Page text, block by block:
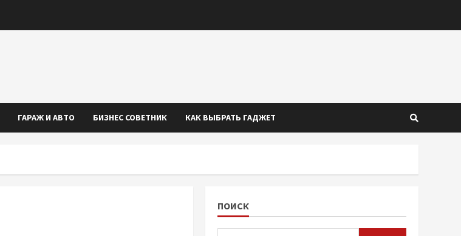
ГАРАЖ И АВТО БИЗНЕС СОВЕТНИК КАК ВЫБРАТЬ ГАДЖЕТ
ПОИСК